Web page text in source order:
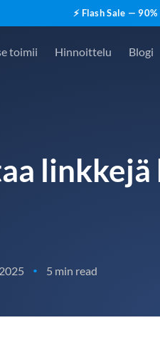
⚡ Flash Sale —
toimii Hinnoittelu Blogi
• 5 min read